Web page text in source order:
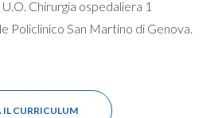
Chirurgia ospedaliera 1
Policlinico San Martino di Genova.
IL CURRICULUM